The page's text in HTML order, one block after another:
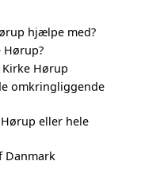
hjælpe med?
Hørup
omkringliggende
eller hele
Danmark